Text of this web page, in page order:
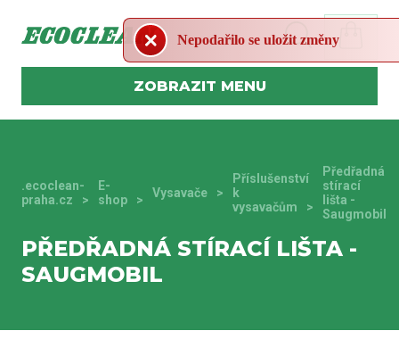
MENU
.ecoclean-
praha.cz
E-
shop
Vysavače
Příslušenství
k
vysavačům
Předřadná
stírací
lišta -
Saugmobil
PŘEDŘADNÁ STÍRACÍ LIŠTA -
SAUGMOBIL
Nepodařilo se uložit změny